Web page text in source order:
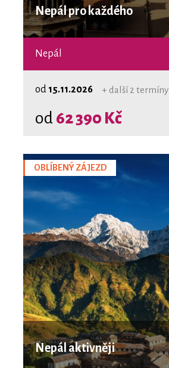
Nepál pro každého
Nepál
od 15.11.2026 + další 2 termíny
od 62 390 Kč
OBLÍBENÝ ZÁJEZD
Nepál aktivněji